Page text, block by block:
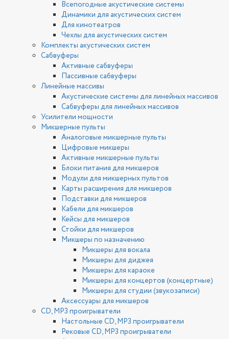
Всепогодные акустические системы
Динамики для акустических систем
Для кинотеатров
Чехлы для акустических систем
Комплекты акустических систем
Сабвуферы
Активные сабвуферы
Пассивные сабвуферы
Линейные массивы
Акустические системы для линейных массивов
Сабвуферы для линейных массивов
Усилители мощности
Микшерные пульты
Аналоговые микшерные пульты
Цифровые микшеры
Активные микшерные пульты
Блоки питания для микшеров
Модули для микшерных пультов
Карты расширения для микшеров
Подставки для микшеров
Кабели для микшеров
Кейсы для микшеров
Стойки для микшеров
Микшеры по назначению
Микшеры для вокала
Микшеры для диджея
Микшеры для караоке
Микшеры для концертов (концертные)
Микшеры для студии (звукозаписи)
Аксессуары для микшеров
CD, MP3 проигрыватели
Настольные CD, MP3 проигрыватели
Рековые CD, MP3 проигрыватели